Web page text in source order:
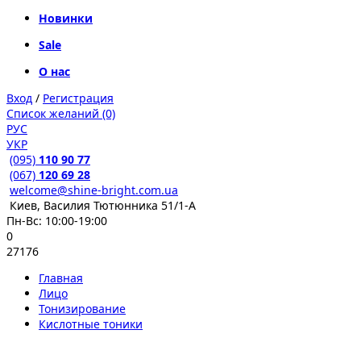
Новинки
Sale
О нас
Вход / Регистрация
Список желаний (0)
РУС
УКР
(095) 110 90 77
(067) 120 69 28
welcome@shine-bright.com.ua
Киев, Василия Тютюнника 51/1-А
Пн-Вс: 10:00-19:00
0
27176
Главная
Лицо
Тонизирование
Кислотные тоники